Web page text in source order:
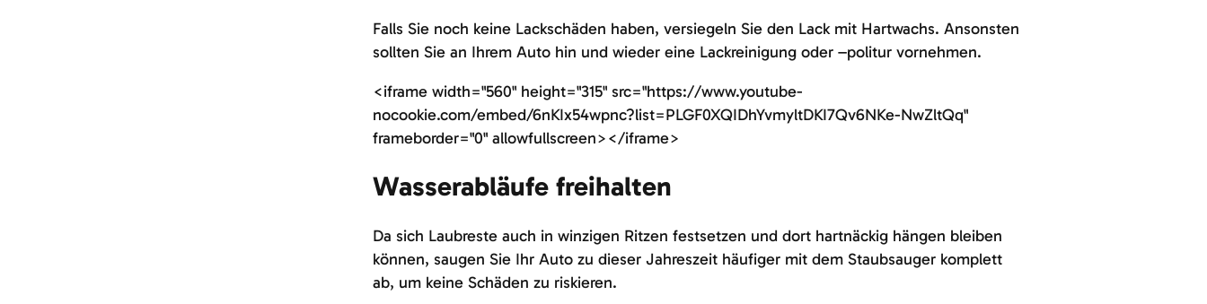
Falls Sie noch keine Lackschäden haben, versiegeln Sie den Lack mit Hartwachs. Ansonsten
sollten Sie an Ihrem Auto hin und wieder eine Lackreinigung oder –politur vornehmen.
<iframe width="560" height="315" src="https://www.youtube-
nocookie.com/embed/6nKIx54wpnc?list=PLGF0XQIDhYvmyltDKI7Qv6NKe-NwZltQq"
frameborder="0" allowfullscreen></iframe>
Wasserabläufe freihalten
Da sich Laubreste auch in winzigen Ritzen festsetzen und dort hartnäckig hängen bleiben
können, saugen Sie Ihr Auto zu dieser Jahreszeit häufiger mit dem Staubsauger komplett
ab, um keine Schäden zu riskieren.